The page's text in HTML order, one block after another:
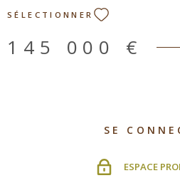
se veut lumineuse, calme tout
la possibilité de vivre au rez-de
d'information, n'hésitez pas à
81 ou par mail a.pavin@aude-
SÉLECTIONNER
145 000 €
SE
ESPACE